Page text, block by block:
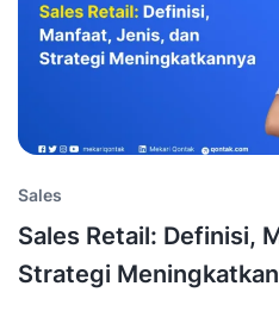
Sales
Sales Retail: Definisi,
Strategi